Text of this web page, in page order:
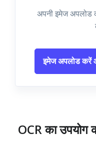
अपनी इमेज
इमेज अपलोड
OCR का उपयोग